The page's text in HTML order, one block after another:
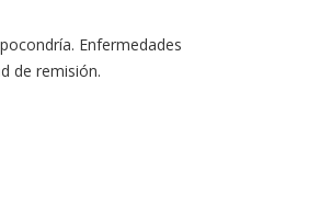
Enfermedades
de remisión.